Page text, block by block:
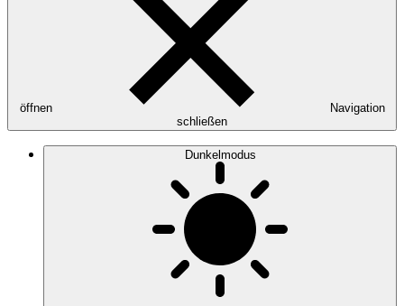
öffnen
Navigation
schließen
Dunkelmodus